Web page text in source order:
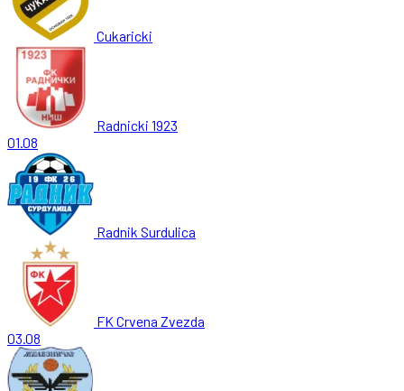
Cukaricki
Radnicki 1923
01.08
Radnik Surdulica
FK Crvena Zvezda
03.08